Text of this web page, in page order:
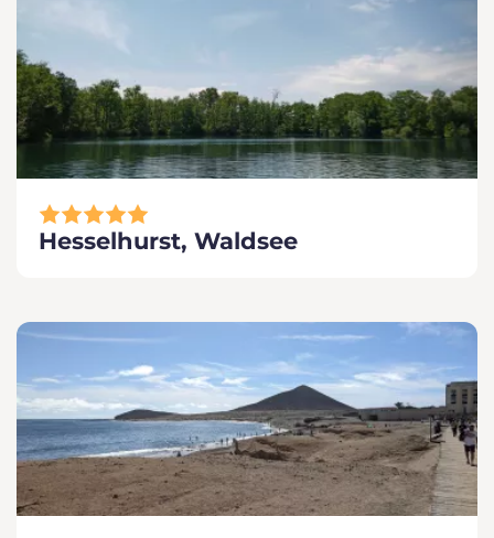
Hesselhurst, Waldsee